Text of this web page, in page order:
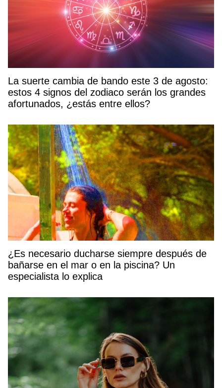
La suerte cambia de bando este 3 de agosto:
estos 4 signos del zodiaco serán los grandes
afortunados, ¿estás entre ellos?
¿Es necesario ducharse siempre después de
bañarse en el mar o en la piscina? Un
especialista lo explica